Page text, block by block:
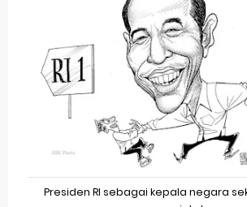
Presiden RI sebagai kepala negara